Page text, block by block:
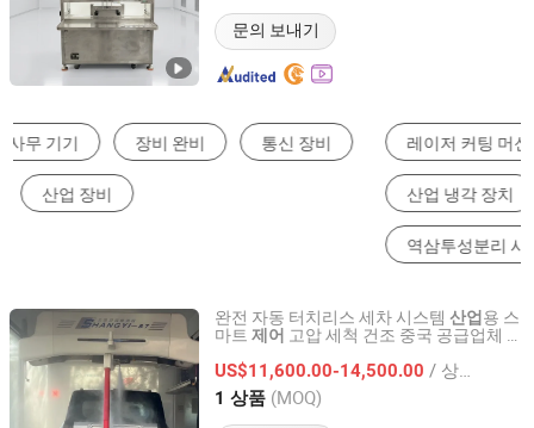
문의 보내기
레이저 커팅 머신 보일러 하수 처리 장비
산업 냉각 장치
완전 자동 터치리스 세차 시스템 산업용 스
마트 제어 고압 세척 건조 중국 공급업체 세
US$11,600.00-14,500.00 / 상품
1 상품 (MOQ)
Shijiazhuang Xinjielong Technology Co., Ltd.
Hebei, China 이후 2025